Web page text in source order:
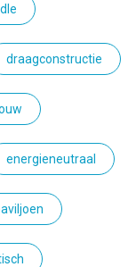
draagconstructie
energieneutraal